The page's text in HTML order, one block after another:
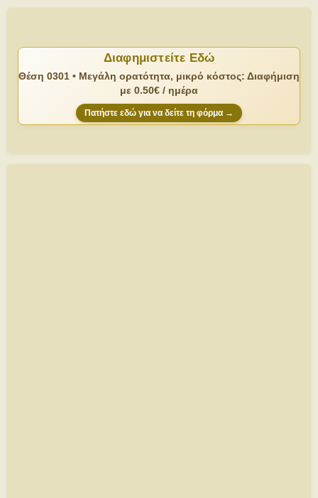
Διαφημιστείτε Εδώ
Θέση 0301 • Μεγάλη ορατότητα, μικρό κόστος: Διαφήμιση
με 0.50€ / ημέρα
Πατήστε εδώ για να δείτε τη φόρμα →